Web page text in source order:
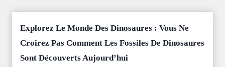
Explorez Le Monde Des Dinosaures : Vous Ne
Croirez Pas Comment Les Fossiles De Dinosaures
Sont Découverts Aujourd’hui